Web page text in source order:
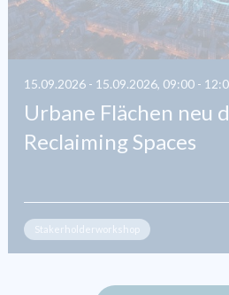
15.09.2026 - 15.09.2026, 09:00 -
Urbane Flächen neu
Reclaiming Spaces
Stakerholderworkshop